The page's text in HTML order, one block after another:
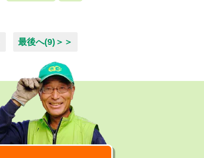
最後へ(9)＞＞